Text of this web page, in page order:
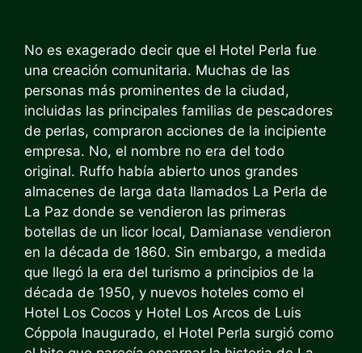
No es exagerado decir que el Hotel Perla fue
una creación comunitaria. Muchas de las
personas más prominentes de la ciudad,
incluidas las principales familias de pescadores
de perlas, compraron acciones de la incipiente
empresa. No, el nombre no era del todo
original. Ruffo había abierto unos grandes
almacenes de larga data llamados La Perla de
La Paz donde se vendieron las primeras
botellas de un licor local, Damianase vendieron
en la década de 1860. Sin embargo, a medida
que llegó la era del turismo a principios de la
década de 1950, y nuevos hoteles como el
Hotel Los Cocos y Hotel Los Arcos de Luis
Cóppola Inaugurado, el Hotel Perla surgió como